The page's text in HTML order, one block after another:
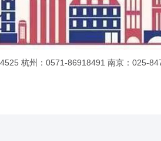
杭州：0571-86918491 南京：025-